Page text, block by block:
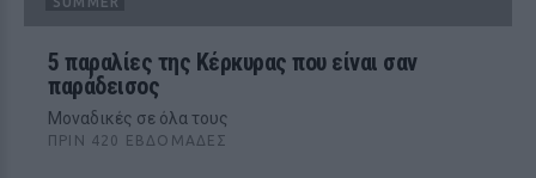
5 παραλίες της Κέρκυρας που είναι σαν
παράδεισος
Μοναδικές σε όλα τους
ΠΡΙΝ 420 ΕΒΔΟΜΆΔΕΣ